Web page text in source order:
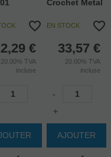
€
20.00% TVA
incluse
Crochet Metal
EN STOCK
33,57 €
20.00%TVA
incluse
-
+
AJOUTER